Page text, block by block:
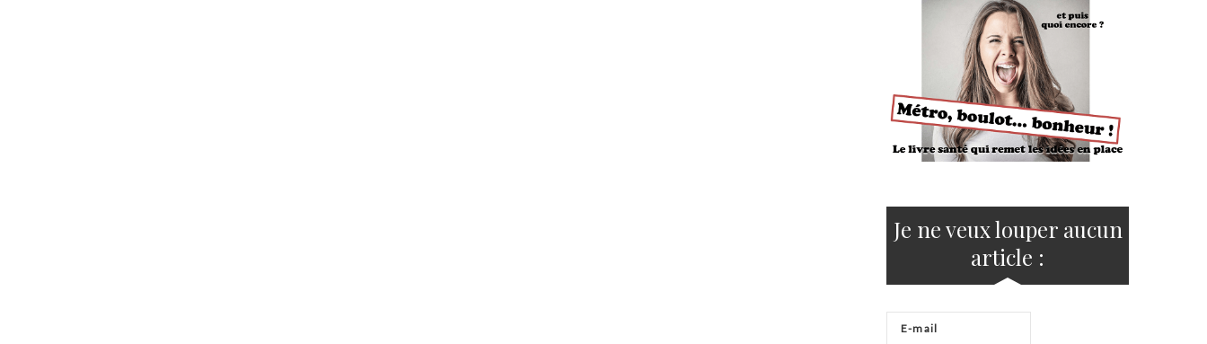
Je ne veux louper aucun
article :